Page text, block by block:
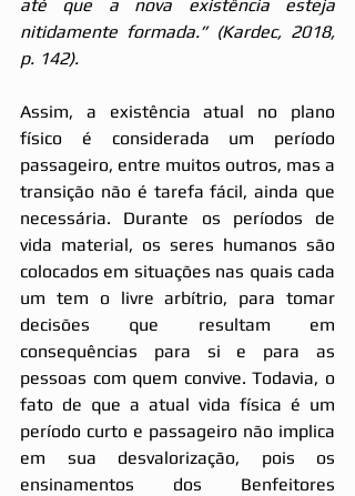
até que a nova existência esteja
nitidamente formada.” (Kardec, 2018,
p. 142).
Assim, a existência atual no plano
físico é considerada um período
passageiro, entre muitos outros, mas a
transição não é tarefa fácil, ainda que
necessária. Durante os períodos de
vida material, os seres humanos são
colocados em situações nas quais cada
um tem o livre arbítrio, para tomar
decisões que resultam em
consequências para si e para as
pessoas com quem convive. Todavia, o
fato de que a atual vida física é um
período curto e passageiro não implica
em sua desvalorização, pois os
ensinamentos dos Benfeitores